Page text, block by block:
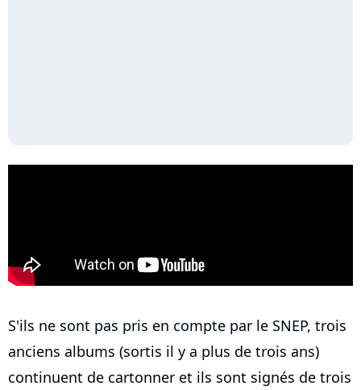
S'ils ne sont pas pris en compte par le SNEP, trois
anciens albums (sortis il y a plus de trois ans)
continuent de cartonner et ils sont signés de trois